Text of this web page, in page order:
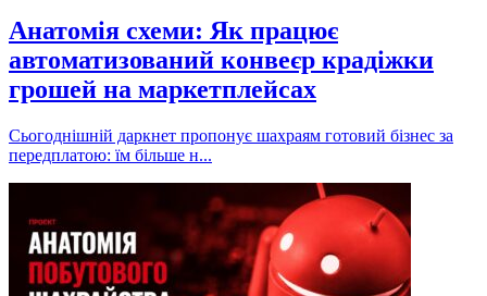
Анатомія схеми: Як працює
автоматизований конвеєр крадіжки
грошей на маркетплейсах
Сьогоднішній даркнет пропонує шахраям готовий бізнес за
передплатою: їм більше н...